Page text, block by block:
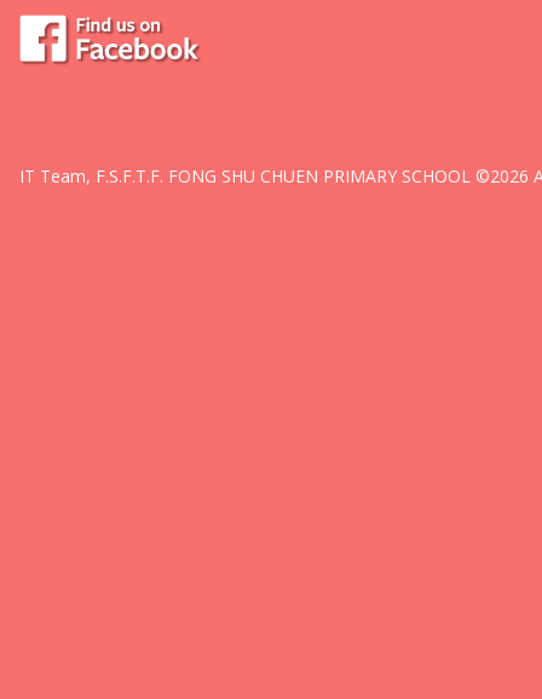
IT Team, F.S.F.T.F. FONG SHU CHUEN PRIMARY SCHOOL ©2026